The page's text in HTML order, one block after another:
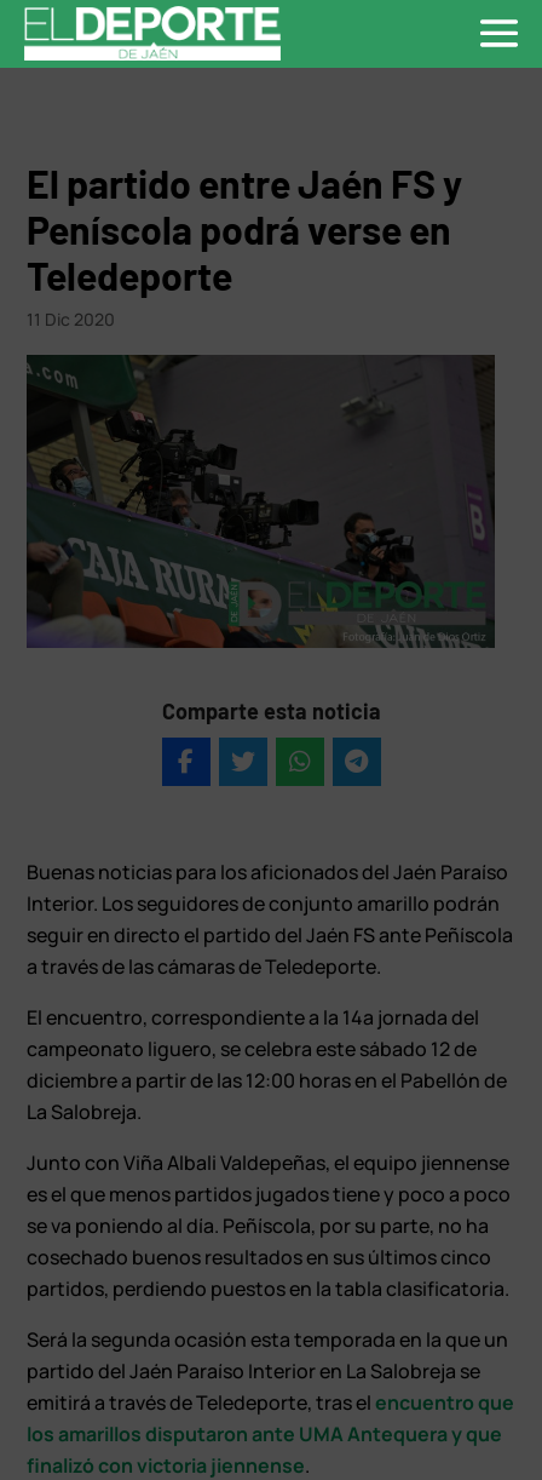
El partido entre Jaén FS y
Peníscola podrá verse en
Teledeporte
11 Dic 2020
Comparte esta noticia
Buenas noticias para los aficionados del Jaén Paraíso
Interior. Los seguidores de conjunto amarillo podrán
seguir en directo el partido del Jaén FS ante Peñíscola
a través de las cámaras de Teledeporte.
El encuentro, correspondiente a la 14ª jornada del
campeonato liguero, se celebra este sábado 12 de
diciembre a partir de las 12:00 horas en el Pabellón de
La Salobreja.
Junto con Viña Albali Valdepeñas, el equipo jiennense
es el que menos partidos jugados tiene y poco a poco
se va poniendo al día. Peñíscola, por su parte, no ha
cosechado buenos resultados en sus últimos cinco
partidos, perdiendo puestos en la tabla clasificatoria.
Será la segunda ocasión esta temporada en la que un
partido del Jaén Paraíso Interior en La Salobreja se
emitirá a través de Teledeporte, tras elencuentro que
los amarillos disputaron ante UMA Antequera y que
finalizó con victoria jiennense.